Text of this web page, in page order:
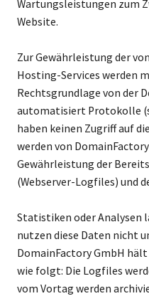
Wartungsleistungen zum
Website.
Zur Gewährleistung der
Hosting-Services werden
Rechtsgrundlage von der
automatisiert Protokolle
haben keinen Zugriff auf
werden von
Gewährleistung der
(Webserver-Logfiles) und
Statistiken oder Analysen
nutzen diese Daten nicht
DomainFactory GmbH
wie folgt: Die Logfiles
vom Vortag werden